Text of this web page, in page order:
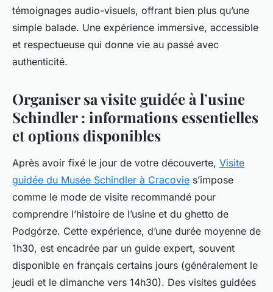
témoignages audio-visuels, offrant bien plus qu’une
simple balade. Une expérience immersive, accessible
et respectueuse qui donne vie au passé avec
authenticité.
Organiser sa visite guidée à l’usine
Schindler : informations essentielles
et options disponibles
Après avoir fixé le jour de votre découverte, Visite
guidée du Musée Schindler à Cracovie s’impose
comme le mode de visite recommandé pour
comprendre l’histoire de l’usine et du ghetto de
Podgórze. Cette expérience, d’une durée moyenne de
1h30, est encadrée par un guide expert, souvent
disponible en français certains jours (généralement le
jeudi et le dimanche vers 14h30). Des visites guidées